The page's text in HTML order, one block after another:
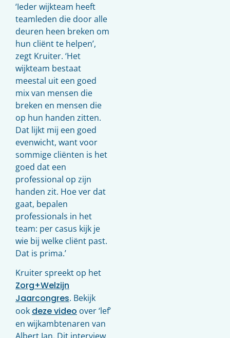
‘Ieder wijkteam heeft
teamleden die door alle
deuren heen breken om
hun cliënt te helpen’,
zegt Kruiter. ‘Het
wijkteam bestaat
meestal uit een goed
mix van mensen die
breken en mensen die
op hun handen zitten.
Dat lijkt mij een goed
evenwicht, want voor
sommige cliënten is het
goed dat een
professional op zijn
handen zit. Hoe ver dat
gaat, bepalen
professionals in het
team: per casus kijk je
wie bij welke cliënt past.
Dat is prima.’
Kruiter spreekt op het
Zorg+Welzijn
Jaarcongres. Bekijk
ook deze video over ‘lef’
en wijkambtenaren van